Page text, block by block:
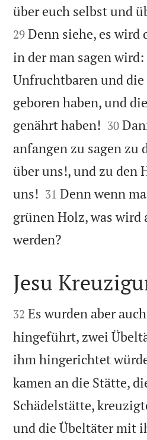
über euch selbst und
29 Denn siehe, es wird
in der man sagen
Unfruchtbaren und
geboren haben, und
genährt haben! 

30
anfangen zu sagen zu
über uns!, und zu den
uns! 

31 Denn wenn
grünen Holz, was wird
werden?

Jesu

32 Es wurden aber
hingeführt, zwei
ihm hingerichtet
kamen an die Stätte,
Schädelstätte,
und die Übeltäter mit